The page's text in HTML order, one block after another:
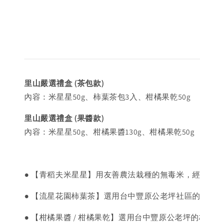
里山嚴選禮盒 (茶包款)
內容：米星星50g、柿葉茶包3入、柑橘果乾50g
里山嚴選禮盒 (果醬款)
內容：米星星50g、柑橘果醬130g、柑橘果乾50g
● 【青稻夫米星星】用友善農法栽種的無毒米，
● 【流星花園柿葉茶】選用台中豐原公老坪社區
● 【柑橘果醬 / 柑橘果乾】選用台中豐原公老坪